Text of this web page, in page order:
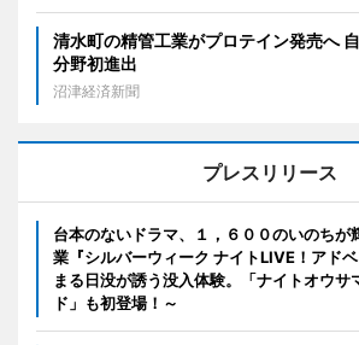
清水町の精管工業がプロテイン発売へ
分野初進出
沼津経済新聞
プレスリリース
台本のないドラマ、１，６００のいのちが
業『シルバーウィーク ナイトLIVE！アド
まる日没が誘う没入体験。「ナイトオウサ
ド」も初登場！～